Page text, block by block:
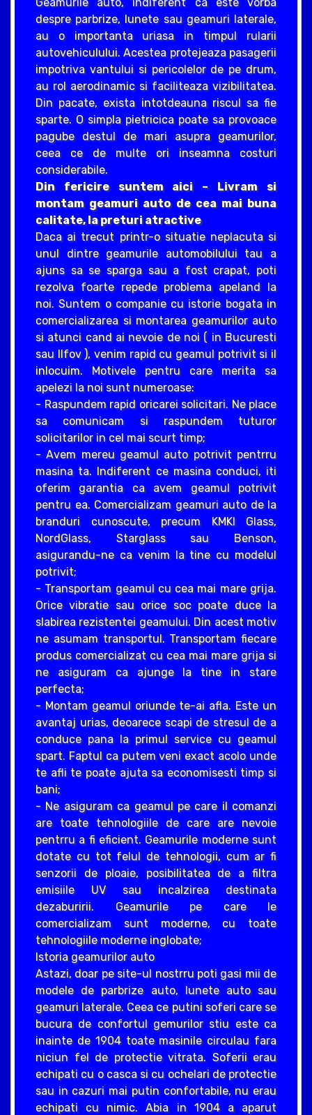
despre parbrize, lunete sau geamuri laterale,
au o importanta uriasa in timpul rularii
autovehiculului. Acestea protejeaza pasagerii
impotriva vantului si pericolelor de pe drum,
au rol aerodinamic si faciliteaza vizibilitatea.
Din pacate, exista intotdeauna riscul sa fie
sparte. O simpla pietricica poate sa provoace
pagube destul de mari asupra geamurilor,
ceea ce de multe ori inseamna costuri
considerabile.
Din fericire suntem aici – Livram si
montam geamuri auto de cea mai buna
calitate, la preturi atractive
Daca ai trecut printr-o situatie neplacuta si
unul dintre geamurile automobilului tau a
ajuns sa se sparga sau a fost crapat, poti
rezolva foarte repede problema apeland la
noi. Suntem o companie cu istorie bogata in
comercializarea si montarea geamurilor auto
si atunci cand ai nevoie de noi ( in Bucuresti
sau Ilfov ), venim rapid cu geamul potrivit si il
inlocuim. Motivele pentru care merita sa
apelezi la noi sunt numeroase:
- Raspundem rapid oricarei solicitari. Ne place
sa comunicam si raspundem tuturor
solicitarilor in cel mai scurt timp;
- Avem mereu geamul auto potrivit pentrru
masina ta. Indiferent ce masina conduci, iti
oferim garantia ca avem geamul potrivit
pentru ea. Comercializam geamuri auto de la
branduri cunoscute, precum KMKI Glass,
NordGlass, Starglass sau Benson,
asigurandu-ne ca venim la tine cu modelul
potrivit;
- Transportam geamul cu cea mai mare grija.
Orice vibratie sau orice soc poate duce la
slabirea rezistentei geamului. Din acest motiv
ne asumam transportul. Transportam fiecare
produs comercializat cu cea mai mare grija si
ne asiguram ca ajunge la tine in stare
perfecta;
- Montam geamul oriunde te-ai afla. Este un
avantaj urias, deoarece scapi de stresul de a
conduce pana la primul service cu geamul
spart. Faptul ca putem veni exact acolo unde
te afli te poate ajuta sa economisesti timp si
bani;
- Ne asiguram ca geamul pe care il comanzi
are toate tehnologiile de care are nevoie
pentrru a fi eficient. Geamurile moderne sunt
dotate cu tot felul de tehnologii, cum ar fi
senzorii de ploaie, posibilitatea de a filtra
emisiile UV sau incalzirea destinata
dezaburirii. Geamurile pe care le
comercializam sunt moderne, cu toate
tehnologiile moderne inglobate;
Istoria geamurilor auto
Astazi, doar pe site-ul nostrru poti gasi mii de
modele de parbrize auto, lunete auto sau
geamuri laterale. Ceea ce putini soferi care se
bucura de confortul gemurilor stiu este ca
inainte de 1904 toate masinile circulau fara
niciun fel de protectie vitrata. Soferii erau
echipati cu o casca si cu ochelari de protectie
sau in cazuri mai putin confortabile, nu erau
echipati cu nimic. Abia in 1904 a aparut